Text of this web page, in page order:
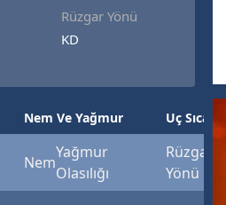
Rüzgar Yönü
KD
Nem Ve Yağmur Uç
Nem
Yağmur
Olasılığı
Rüzgar
Yönü